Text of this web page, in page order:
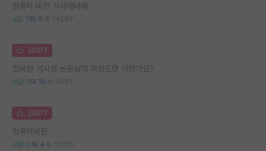
컴퓨터 비전 석사에대해
1 6 14287
김GPT
컴비전 석사생 논문실적 이정도면 어떤가요?
1 19 4281
김GPT
컴퓨터비전
0 4 11265